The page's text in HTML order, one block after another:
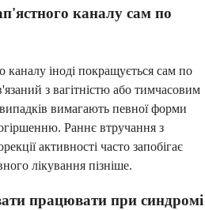
каналу сам по
іноді покращується сам по
з вагітністю або тимчасовим
вимагають певної форми
Раннє втручання з
активності часто запобігає
лікування пізніше.
працювати при синдромі